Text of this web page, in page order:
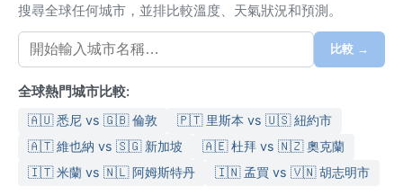
搜尋全球任何城市，並排比較溫度、天氣狀況和預測。
比較 →
全球熱門城市比較:
🇦🇺 悉尼 vs 🇬🇧 倫敦
🇵🇹 里斯本 vs 🇺🇸 紐約市
🇦🇹 維也納 vs 🇸🇬 新加坡
🇦🇪 杜拜 vs 🇳🇿 奧克蘭
🇮🇹 米蘭 vs 🇳🇱 阿姆斯特丹
🇮🇳 孟買 vs 🇻🇳 胡志明市